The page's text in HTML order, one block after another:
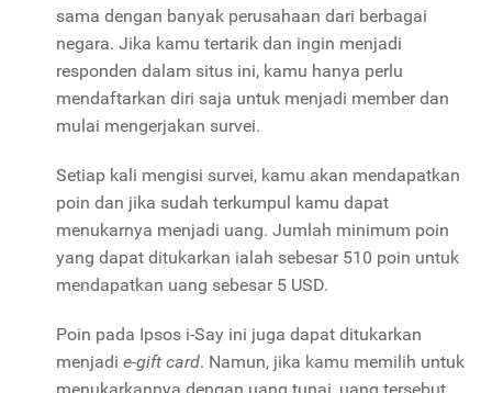
sama dengan banyak perusahaan dari berbagai
negara. Jika kamu tertarik dan ingin menjadi
responden dalam situs ini, kamu hanya perlu
mendaftarkan diri saja untuk menjadi member dan
mulai mengerjakan survei.
Setiap kali mengisi survei, kamu akan mendapatkan
poin dan jika sudah terkumpul kamu dapat
menukarnya menjadi uang. Jumlah minimum poin
yang dapat ditukarkan ialah sebesar 510 poin untuk
mendapatkan uang sebesar 5 USD.
Poin pada Ipsos i-Say ini juga dapat ditukarkan
menjadi e-gift card. Namun, jika kamu memilih untuk
menukarkannya dengan uang tunai, uang tersebut